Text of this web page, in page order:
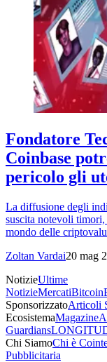
Fondatore
Coinbase
pericolo gli
La diffusione degli
suscita notevoli
mondo delle
Zoltan Vardai20 mag
NotizieUltime
NotizieMercatiBitcoin
SponsorizzatoArticoli
EcosistemaMagazine
Guardians
Chi SiamoChi è
Pubblicitaria